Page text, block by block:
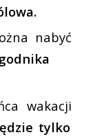
nabyć
wakacji
tylko